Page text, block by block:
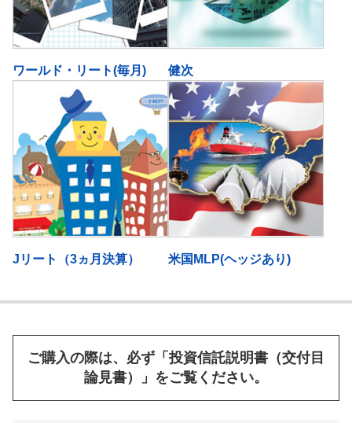
ワールド・リート(毎月) 健次
Jリート（3ヵ月決算） 米国MLP(ヘッジあり)
ご購入の際は、必ず「投資信託説明書（交付目
論見書）」をご覧ください。